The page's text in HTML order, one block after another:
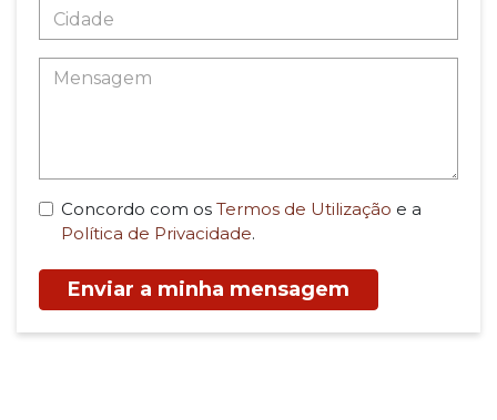
Concordo com os Termos de Utilização e a
Política de Privacidade.
Enviar a minha mensagem